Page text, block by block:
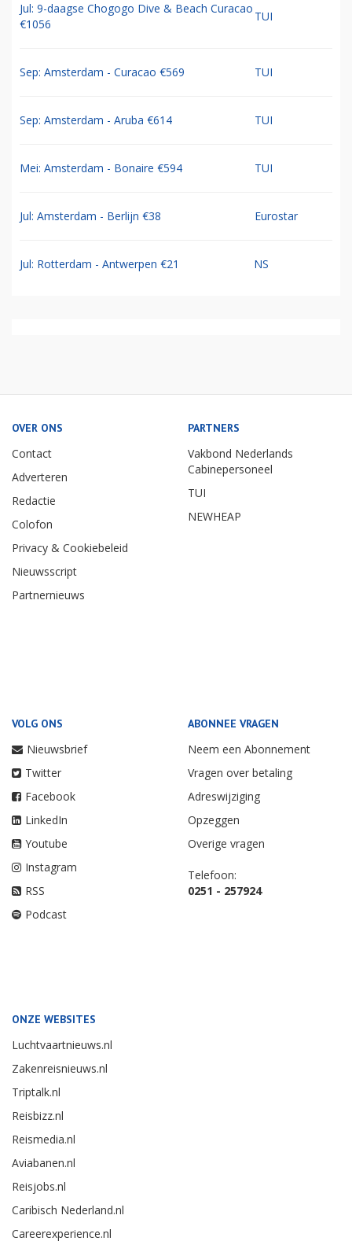
Jul: 9-daagse Chogogo Dive & Beach Curacao
€1056
TUI
Sep: Amsterdam - Curacao €569 TUI
Sep: Amsterdam - Aruba €614 TUI
Mei: Amsterdam - Bonaire €594 TUI
Jul: Amsterdam - Berlijn €38 Eurostar
Jul: Rotterdam - Antwerpen €21 NS
OVER ONS
Contact
Adverteren
Redactie
Colofon
Privacy & Cookiebeleid
Nieuwsscript
Partnernieuws
PARTNERS
Vakbond Nederlands
Cabinepersoneel
TUI
NEWHEAP
VOLG ONS
Nieuwsbrief
Twitter
Facebook
LinkedIn
Youtube
Instagram
RSS
Podcast
ABONNEE VRAGEN
Neem een Abonnement
Vragen over betaling
Adreswijziging
Opzeggen
Overige vragen
Telefoon:
0251 - 257924
ONZE WEBSITES
Luchtvaartnieuws.nl
Zakenreisnieuws.nl
Triptalk.nl
Reisbizz.nl
Reismedia.nl
Aviabanen.nl
Reisjobs.nl
Caribisch Nederland.nl
Careerexperience.nl